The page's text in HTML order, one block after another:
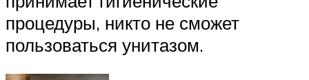
процедуры, никто не сможет
пользоваться унитазом.